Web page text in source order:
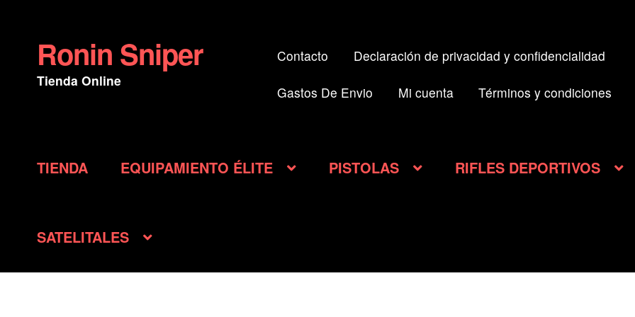
Ir
a
la
Ir
al
contenido
Ronin Sniper
Tienda Online
Contacto Declaración de privacidad y confidencialidad
Gastos De Envio Mi cuenta Términos y condiciones
TIENDA EQUIPAMIENTO ÉLITE PISTOLAS RIFLES DEPORTIVOS
SATELITALES